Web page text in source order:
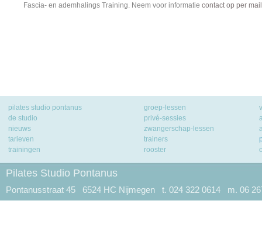
Fascia- en ademhalings Training. Neem voor informatie contact op per mail
Pilates Studio Pontanus
Pontanusstraat 45 6524 HC Nijmegen t. 024 322 0614 m. 06
pilates studio pontanus
de studio
nieuws
tarieven
trainingen
groep-lessen
privé-sessies
zwangerschap-lessen
trainers
rooster